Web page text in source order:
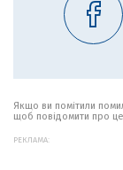
Якщо ви помітили
щоб повідомити про
РЕКЛАМА: